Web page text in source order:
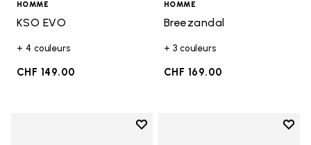
HOMME
KSO EVO
+ 4 couleurs
CHF 149.00
HOMME
Breezandal
+ 3 couleurs
CHF 169.00
Add to wishlist
Add